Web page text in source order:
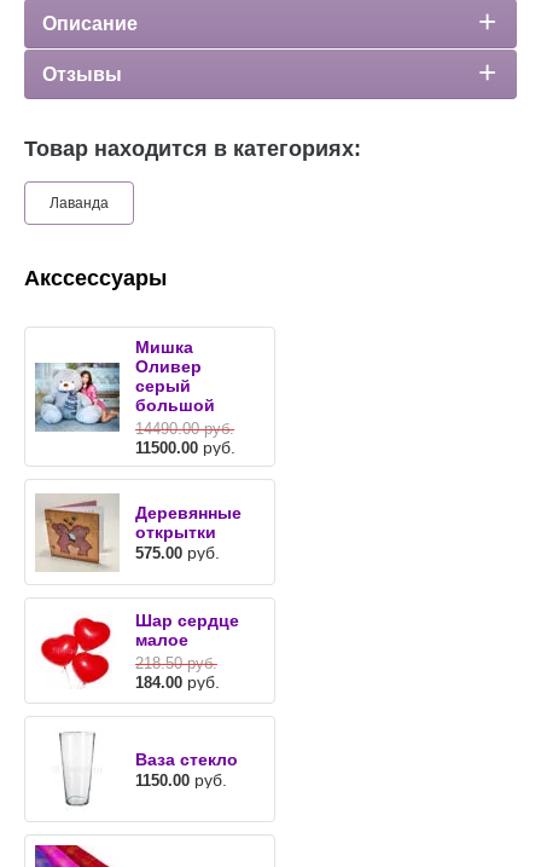
Описание
Отзывы
Товар находится в категориях:
Лаванда
Акссессуары
Мишка
Оливер
серый
большой
14490.00руб.
11500.00 руб.
Деревянные
открытки
575.00 руб.
Шар сердце
малое
218.50руб.
184.00 руб.
Ваза стекло
1150.00 руб.